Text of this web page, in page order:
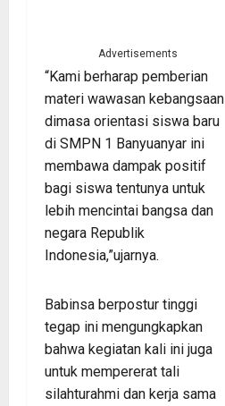
Advertisements
“Kami berharap pemberian
materi wawasan kebangsaan
dimasa orientasi siswa baru
di SMPN 1 Banyuanyar ini
membawa dampak positif
bagi siswa tentunya untuk
lebih mencintai bangsa dan
negara Republik
Indonesia,”ujarnya.
Babinsa berpostur tinggi
tegap ini mengungkapkan
bahwa kegiatan kali ini juga
untuk mempererat tali
silahturahmi dan kerja sama